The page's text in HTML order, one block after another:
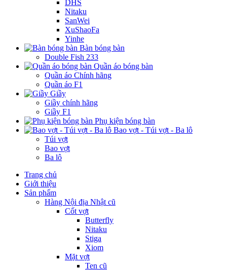
DHS
Nitaku
SanWei
XuShaoFa
Yinhe
Bàn bóng bàn
Double Fish 233
Quần áo bóng bàn
Quần áo Chính hãng
Quần áo F1
Giầy
Giầy chính hãng
Giầy F1
Phụ kiện bóng bàn
Bao vợt - Túi vợt - Ba lô
Túi vợt
Bao vợt
Ba lô
Trang chủ
Giới thiệu
Sản phẩm
Hàng Nội địa Nhật cũ
Cốt vợt
Butterfly
Nitaku
Stiga
Xiom
Mặt vợt
Ten cũ